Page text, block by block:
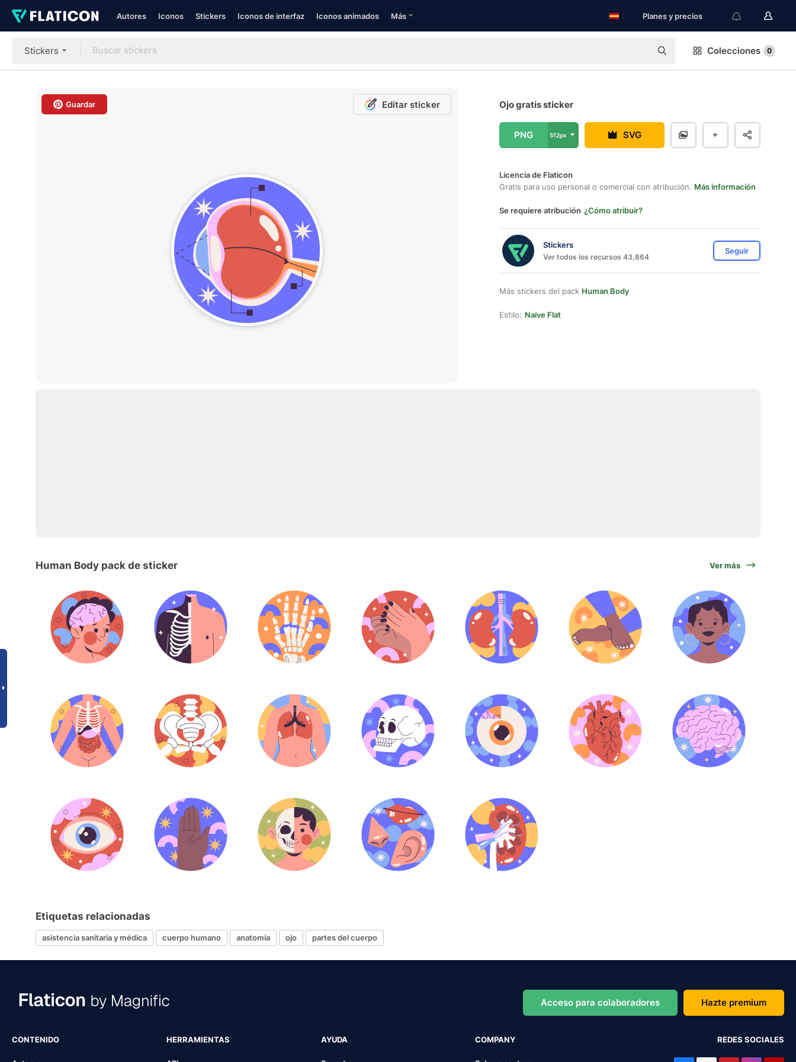
Autores Iconos Stickers Iconos de interfaz Iconos animados Más Planes y precios
Stickers Colecciones 0
Guardar Editar sticker Ojo gratis sticker
PNG 512px SVG
Licencia de Flaticon
Gratis para uso personal o comercial con atribución. Más información
Se requiere atribución ¿Cómo atribuir?
Stickers
Ver todos los recursos 43,864
Seguir
Más stickers del pack Human Body
Estilo: Naive Flat
Human Body pack de sticker Ver más
Etiquetas relacionadas
asistencia sanitaria y médica cuerpo humano anatomía ojo partes del cuerpo
Acceso para colaboradores Hazte premium
CONTENIDO HERRAMIENTAS AYUDA COMPANY REDES SOCIALES